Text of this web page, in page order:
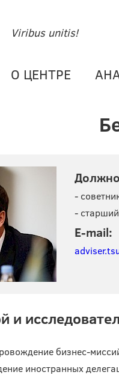
Viribus unitis!
О ЦЕНТРЕ
-
-
E-mail:
и
бизнес-
иностранных